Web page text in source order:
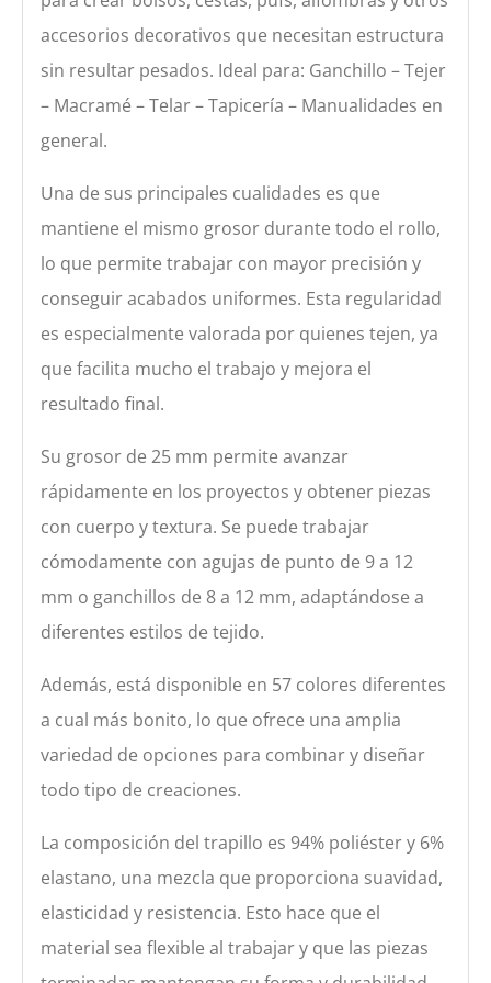
accesorios decorativos que necesitan estructura
sin resultar pesados. Ideal para: Ganchillo – Tejer
– Macramé – Telar – Tapicería – Manualidades en
general.
Una de sus principales cualidades es que
mantiene el mismo grosor durante todo el rollo,
lo que permite trabajar con mayor precisión y
conseguir acabados uniformes. Esta regularidad
es especialmente valorada por quienes tejen, ya
que facilita mucho el trabajo y mejora el
resultado final.
Su grosor de 25 mm permite avanzar
rápidamente en los proyectos y obtener piezas
con cuerpo y textura. Se puede trabajar
cómodamente con agujas de punto de 9 a 12
mm o ganchillos de 8 a 12 mm, adaptándose a
diferentes estilos de tejido.
Además, está disponible en 57 colores diferentes
a cual más bonito, lo que ofrece una amplia
variedad de opciones para combinar y diseñar
todo tipo de creaciones.
La composición del trapillo es 94% poliéster y 6%
elastano, una mezcla que proporciona suavidad,
elasticidad y resistencia. Esto hace que el
material sea flexible al trabajar y que las piezas